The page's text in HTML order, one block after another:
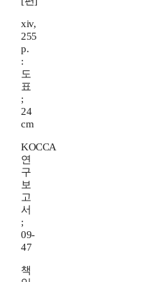
xiv,
255
p.
:
도
표
;
24
cm
KOCCA
연
구
보
고
서
;
09-
47
책